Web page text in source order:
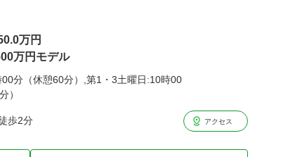
万円
万円モデル
分（休憩60分）,第1・3土曜日:10時00
）
歩2分 アクセス